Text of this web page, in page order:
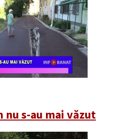
nu s-au mai văzut